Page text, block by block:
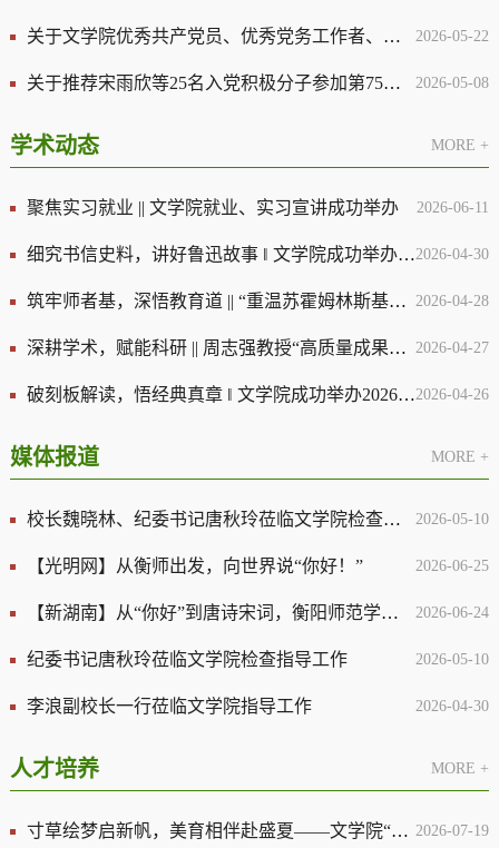
2026-05-22
关于文学院优秀共产党员、优秀党务工作者、先进基 层党组织推荐名单公示
2026-05-08
关于推荐宋雨欣等25名入党积极分子参加第75期发展对象培训班的公示
学术动态 MORE +
2026-06-11
聚焦实习就业 || 文学院就业、实习宣讲成功举办
2026-04-30
细究书信史料，讲好鲁迅故事 ‖ 文学院成功举办2026年第二期“衡岳论坛”专题讲座
2026-04-28
筑牢师者基，深悟教育道 || “重温苏霍姆林斯基建议”讲座圆满落幕
2026-04-27
深耕学术，赋能科研 || 周志强教授“高质量成果生成与学科项目申报解析”学术分享会圆满落幕
2026-04-26
破刻板解读，悟经典真章 ‖ 文学院成功举办2026年第一期“衡岳论坛”专题讲座
媒体报道 MORE +
2026-05-10
校长魏晓林、纪委书记唐秋玲莅临文学院检查指导工作
2026-06-25
【光明网】从衡师出发，向世界说“你好！”
2026-06-24
【新湖南】从“你好”到唐诗宋词，衡阳师范学院2026届留学生带着中国故事回家乡
2026-05-10
纪委书记唐秋玲莅临文学院检查指导工作
2026-04-30
李浪副校长一行莅临文学院指导工作
人才培养 MORE +
2026-07-19
寸草绘梦启新帆，美育相伴赴盛夏——文学院“寸草心计划·曙光少年”实践团收官特色绘画课堂